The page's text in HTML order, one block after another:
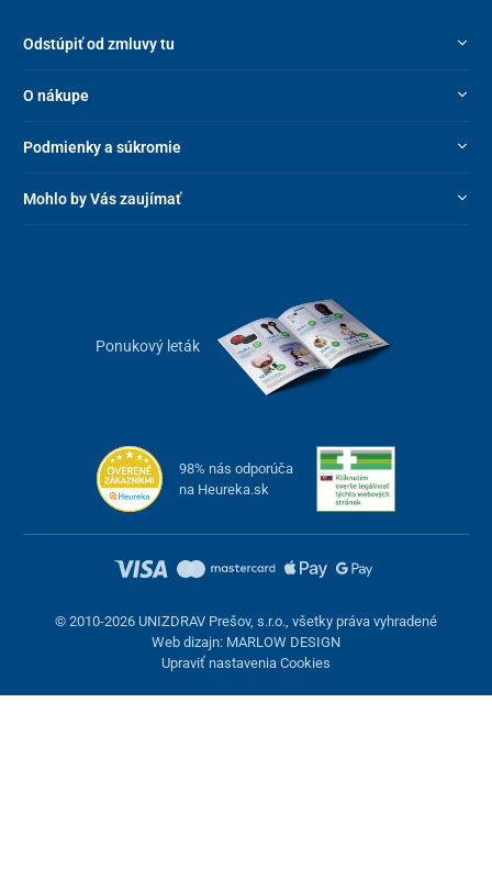
Odstúpiť od zmluvy tu
O nákupe
Podmienky a súkromie
Mohlo by Vás zaujímať
Ponukový leták
98% nás odporúča
na Heureka.sk
© 2010-2026 UNIZDRAV Prešov, s.r.o., všetky práva vyhradené
Web dizajn: MARLOW DESIGN
Upraviť nastavenia Cookies